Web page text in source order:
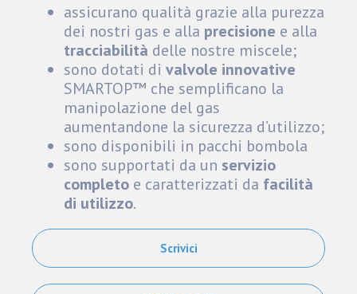
Scrivici
assicurano qualità grazie alla purezza
dei nostri gas e alla precisione e alla
tracciabilità delle nostre miscele;
sono dotati di valvole innovative
SMARTOP™ che semplificano la
manipolazione del gas
aumentandone la sicurezza d’utilizzo;
sono disponibili in pacchi bombola
sono supportati da un servizio
completo e caratterizzati da facilità
di utilizzo.